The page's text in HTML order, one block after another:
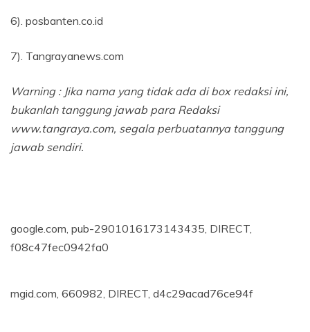
6). posbanten.co.id
7). Tangrayanews.com
Warning : Jika nama yang tidak ada di box redaksi ini,
bukanlah tanggung jawab para Redaksi
www.tangraya.com, segala perbuatannya tanggung
jawab sendiri.
google.com, pub-2901016173143435, DIRECT,
f08c47fec0942fa0
mgid.com, 660982, DIRECT, d4c29acad76ce94f